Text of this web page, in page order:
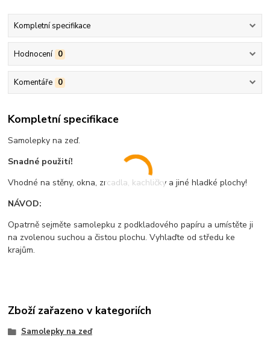
Kompletní specifikace
Hodnocení 0
Komentáře 0
Kompletní specifikace
Samolepky na zeď.
Snadné použití!
Vhodné na stěny, okna, zrcadla, kachličky a jiné hladké plochy!
NÁVOD:
Opatrně sejměte samolepku z podkladového papíru a umístěte ji
na zvolenou suchou a čistou plochu. Vyhlaďte od středu ke
krajům.
Zboží zařazeno v kategoriích
Samolepky na zeď